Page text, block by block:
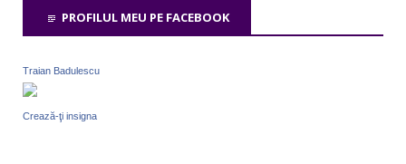
PROFILUL MEU PE FACEBOOK
Traian Badulescu
Crează-ţi insigna